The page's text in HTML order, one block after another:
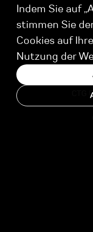
Indem Sie auf
stimmen Sie
Cookies auf
Nutzung der